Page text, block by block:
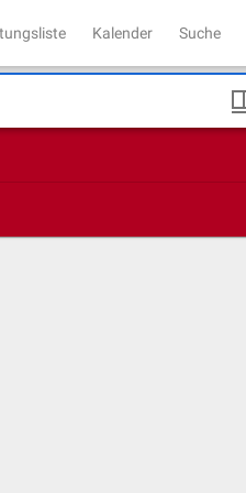
Kalender Suche